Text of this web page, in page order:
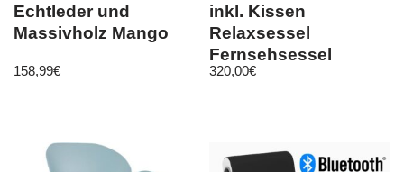
Echtleder und
Massivholz Mango
158,99€
inkl. Kissen
Relaxsessel
Fernsehsessel
Korbsessel
320,00€